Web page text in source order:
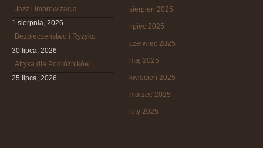
Jazz i Improwizacja
1 sierpnia, 2026
Bezpieczeństwo i Ryzyko
30 lipca, 2026
Afryka dla Podróżników
25 lipca, 2026
sierpień 2025
lipiec 2025
czerwiec 2025
maj 2025
kwiecień 2025
marzec 2025
luty 2025